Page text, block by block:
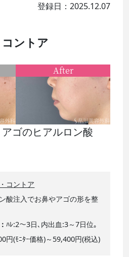
登録日：2025.12.07
ントア
ゴのヒアルロン酸
コントア
酸注入でお鼻やアゴの形を整
ﾊﾚ:2～3日､内出血:3～7日位｡
円(ﾓﾆﾀｰ価格)～59,400円(税込)
After